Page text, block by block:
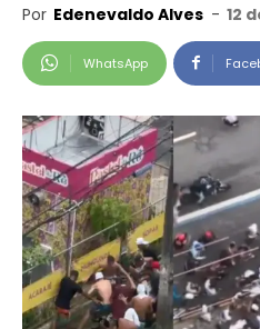
Por Edenevaldo Alves - 12
WhatsApp